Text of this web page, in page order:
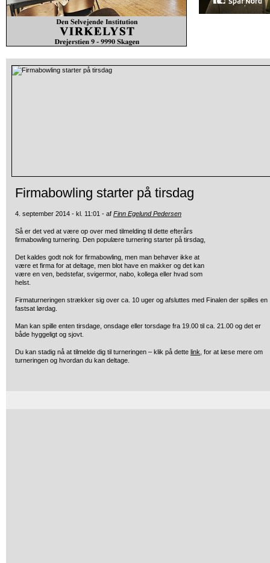
Firmabowling starter på tirsdag
4. september 2014 - kl. 11:01 - af Finn Egelund Pedersen
Så er det ved at være op over med tilmelding til dette efterårs
firmabowling turnering. Den populære turnering starter på tirsdag,
Det kaldes godt nok for firmabowling, men man behøver ikke at
være et firma for at deltage, men blot have en makker og det kan
være en ven, bedstefar, svigermor, nabo, kollega eller hvad som
helst.
Firmaturneringen strækker sig over ca. 10 uger og afsluttes med Finalen der spilles en
fastsat lørdag.
Man kan spille enten tirsdage, onsdage eller torsdage fra 19.00 til ca. 21.00 og det er
både hyggeligt og sjovt.
Du kan stadig nå at tilmelde dig til turneringen – klik på dette link , for at læse mere om
turneringen og hvordan du kan deltage.